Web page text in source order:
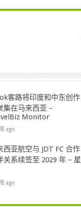
客路将印度和中东创作
集在马来西亚 –
Monitor
ago
西亚航空与 JDT FC 合作
关系续签至 2029 年 – 星
ago